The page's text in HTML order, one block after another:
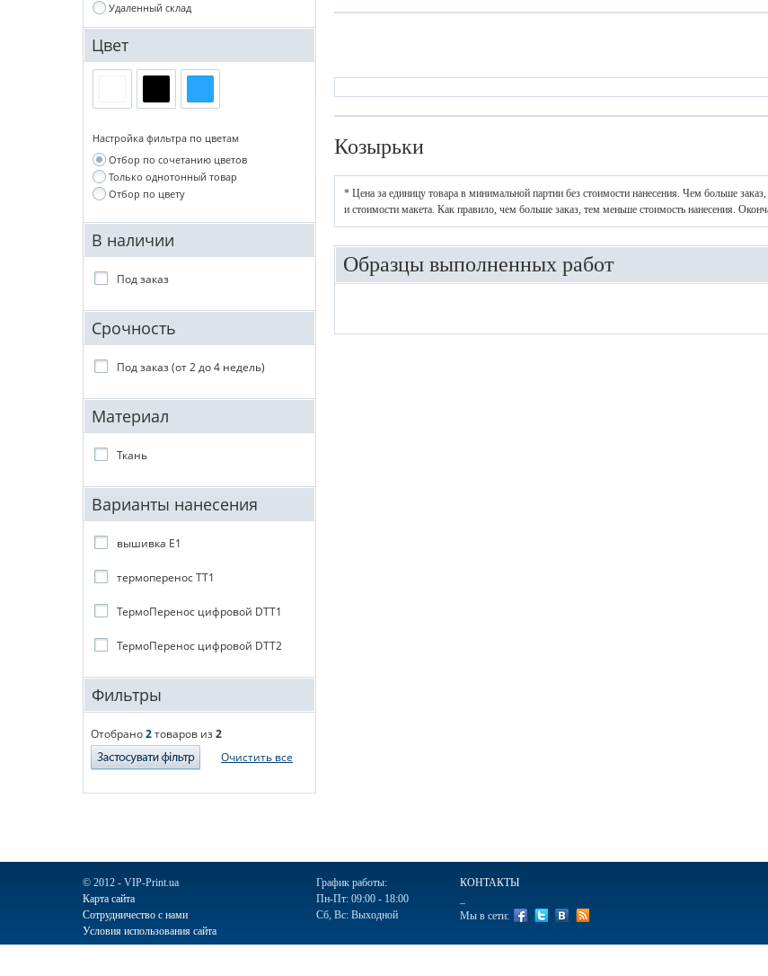
Удаленный склад
Цвет
Настройка фильтра по цветам
Отбор по сочетанию цветов
Только однотонный товар
Отбор по цвету
В наличии
Под заказ
Срочность
Под заказ (от 2 до 4 недель)
Материал
Ткань
Варианты нанесения
вышивка E1
термоперенос TT1
ТермоПеренос цифровой DTT1
ТермоПеренос цифровой DTT2
Фильтры
Отобрано2товаров из2
Очистить все
Козырьки
* Цена за единицу товара в минимальной партии без стоимости нанесения. Чем больше
и стоимости макета. Как правило, чем больше заказ, тем меньше стоимость нанесения.
Образцы выполненных работ
© 2012 - VIP-Print.ua
Карта сайта
Сотрудничество с нами
Условия использования сайта
График работы:
Пн-Пт: 09:00 - 18:00
Сб, Вс: Выходной
КОНТАКТЫ
Мы в сети: